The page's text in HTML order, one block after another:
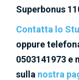
Superbonus
Contatta lo
oppure
0503141973 e
sulla nostra